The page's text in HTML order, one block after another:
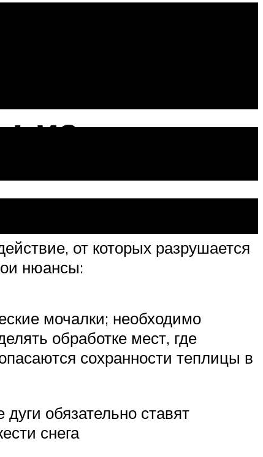
весной
из
от которых разрушается
нюансы:
мочалки; необходимо
обработке мест, где
сохранности теплицы в
обязательно ставят
снега